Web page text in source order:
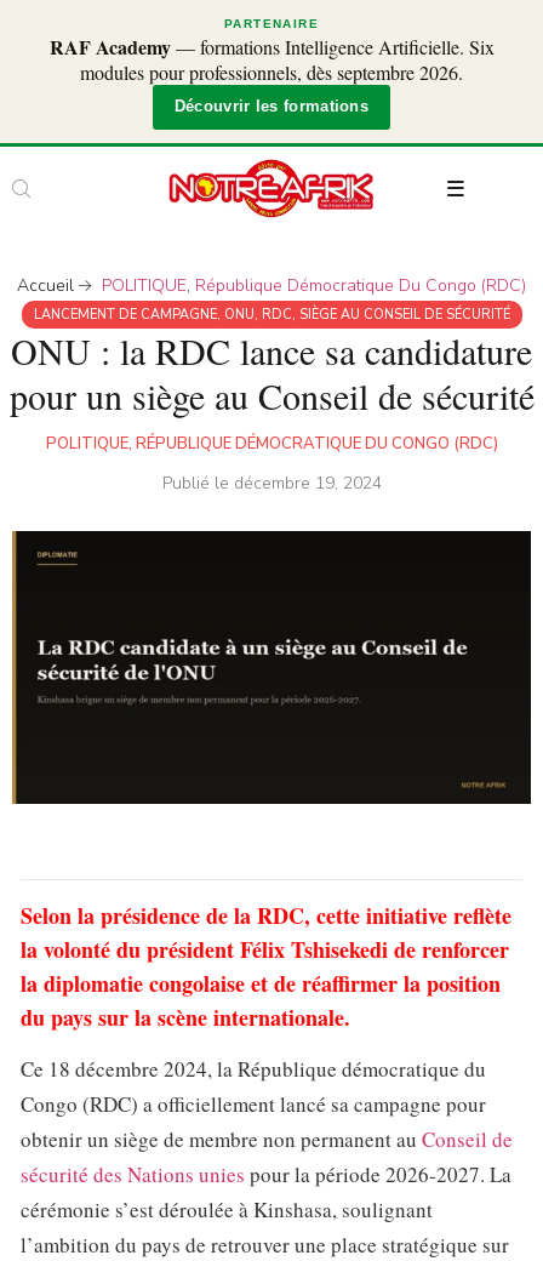
PARTENAIRE
RAF Academy— formations Intelligence Artificielle. Six
modules pour professionnels, dès septembre 2026.
Découvrir les formations
Accueil POLITIQUE, République Démocratique Du Congo (RDC)
LANCEMENT DE CAMPAGNE, ONU, RDC, SIÈGE AU CONSEIL DE SÉCURITÉ
ONU : la RDC lance sa candidature
pour un siège au Conseil de sécurité
POLITIQUE, RÉPUBLIQUE DÉMOCRATIQUE DU CONGO (RDC)
Publié le décembre 19, 2024
Selon la présidence de la RDC, cette initiative reflète
la volonté du président Félix Tshisekedi de renforcer
la diplomatie congolaise et de réaffirmer la position
du pays sur la scène internationale.
Ce 18 décembre 2024, la République démocratique du
Congo (RDC) a officiellement lancé sa campagne pour
obtenir un siège de membre non permanent au Conseil de
sécurité des Nations unies pour la période 2026-2027. La
cérémonie s’est déroulée à Kinshasa, soulignant
l’ambition du pays de retrouver une place stratégique sur